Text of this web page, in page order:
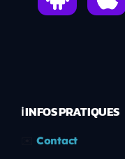
ℹ️ INFOS PRATIQUES
Contact